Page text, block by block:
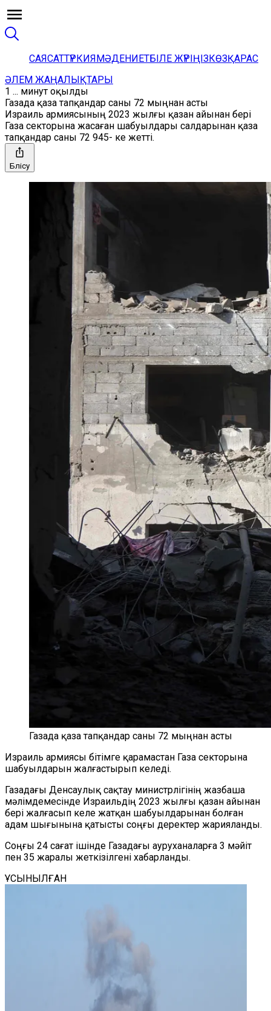
САЯСАТТҮРКИЯМӘДЕНИЕТБІЛЕ ЖҮРІҢІЗКӨЗҚАРАС
ӘЛЕМ ЖАҢАЛЫҚТАРЫ
1 ... минут оқылды
Газада қаза тапқандар саны 72 мыңнан асты
Израиль армиясының 2023 жылғы қазан айынан бері
Газа секторына жасаған шабуылдары салдарынан қаза
тапқандар саны 72 945- ке жетті.
Бөлісу
Газада қаза тапқандар саны 72 мыңнан асты
Израиль армиясы бітімге қарамастан Газа секторына
шабуылдарын жалғастырып келеді.
Газадағы Денсаулық сақтау министрлігінің жазбаша
мәлімдемесінде Израильдің 2023 жылғы қазан айынан
бері жалғасып келе жатқан шабуылдарынан болған
адам шығынына қатысты соңғы деректер жарияланды.
Соңғы 24 сағат ішінде Газадағы ауруханаларға 3 мәйіт
пен 35 жаралы жеткізілгені хабарланды.
ҰСЫНЫЛҒАН